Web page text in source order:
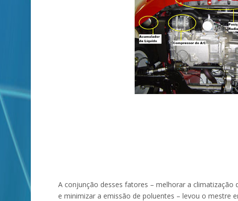
A conjunção desses fatores – melhorar a
e minimizar a emissão de poluentes – levou o mestre